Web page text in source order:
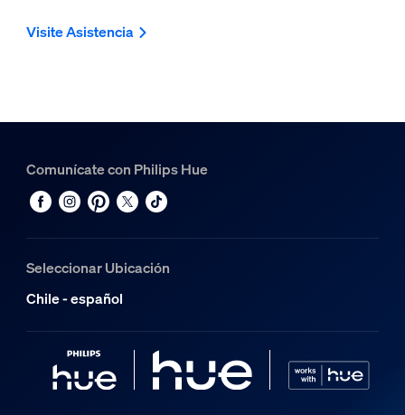
Visite Asistencia
Comunícate con Philips Hue
Seleccionar Ubicación
Chile - español